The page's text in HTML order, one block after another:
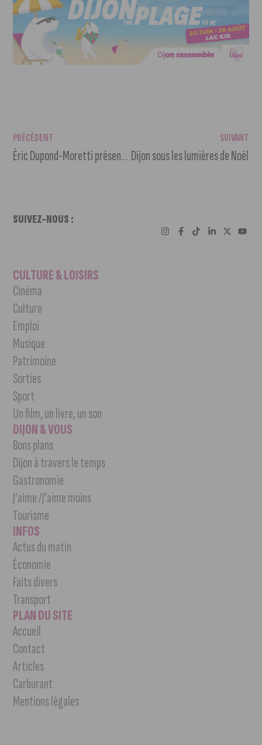
PRÉCÉDENT
Éric Dupond-Moretti présent à la prestation de serment des greffiers stagiaires
SUIVANT
Dijon sous les lumières de Noël
SUIVEZ-NOUS :
CULTURE & LOISIRS
Cinéma
Culture
Emploi
Musique
Patrimoine
Sorties
Sport
Un film, un livre, un son
DIJON & VOUS
Bons plans
Dijon à travers le temps
Gastronomie
J’aime /J’aime moins
Tourisme
INFOS
Actus du matin
Économie
Faits divers
Transport
PLAN DU SITE
Accueil
Contact
Articles
Carburant
Mentions légales